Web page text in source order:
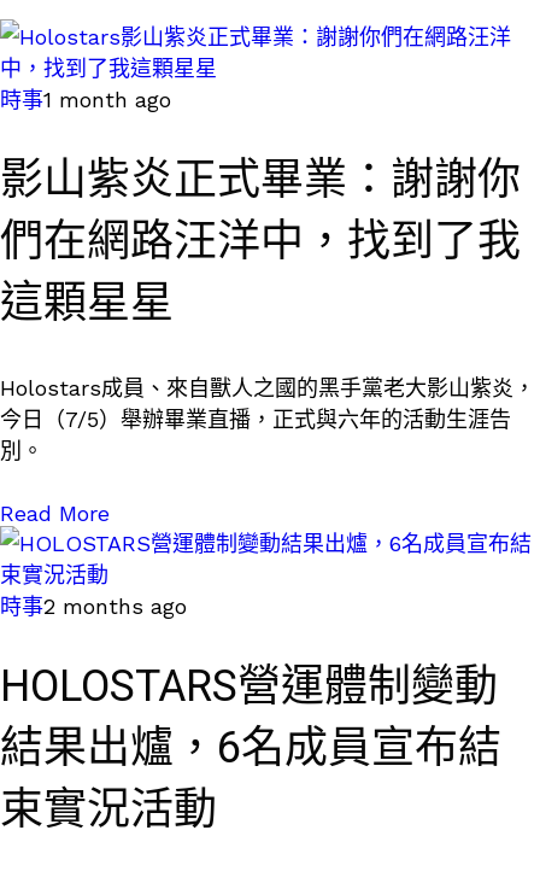
時事1 month ago
影山紫炎正式畢業：謝謝你
們在網路汪洋中，找到了我
這顆星星
Holostars成員、來自獸人之國的黑手黨老大影山紫炎，
今日（7/5）舉辦畢業直播，正式與六年的活動生涯告
別。
Read More
時事2 months ago
HOLOSTARS營運體制變動
結果出爐，6名成員宣布結
束實況活動